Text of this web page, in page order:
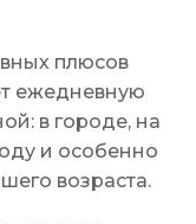
плюсов
ежедневную
в городе, на
и особенно
возраста.